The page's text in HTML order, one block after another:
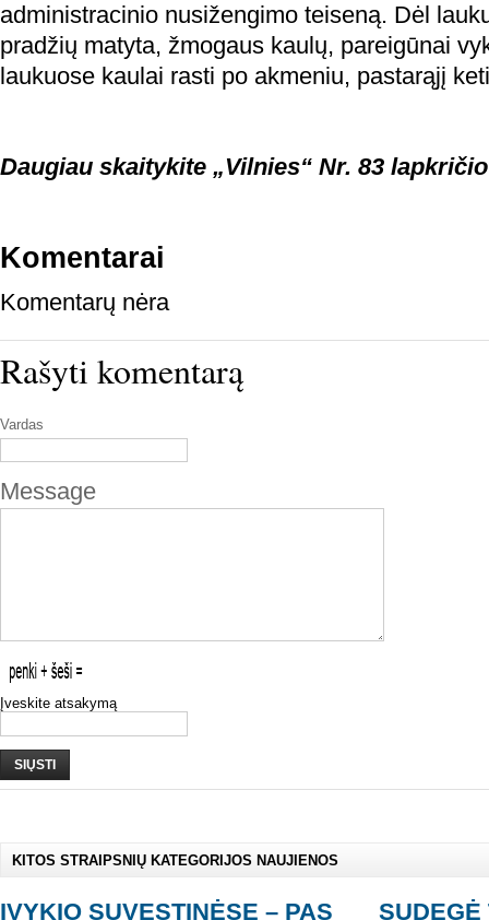
administracinio nusižengimo teiseną. Dėl
pradžių matyta, žmogaus kaulų, pareigūnai
laukuose kaulai rasti po akmeniu, pastarąjį
Daugiau skaitykite „Vilnies“ Nr. 83
Komentarai
Komentarų nėra
Rašyti komentarą
Vardas
Message
Įveskite atsakymą
SIŲSTI
KITOS STRAIPSNIŲ KATEGORIJOS NAUJIENOS
ĮVYKIO SUVESTINĖSE – PAS
SUDEGĖ